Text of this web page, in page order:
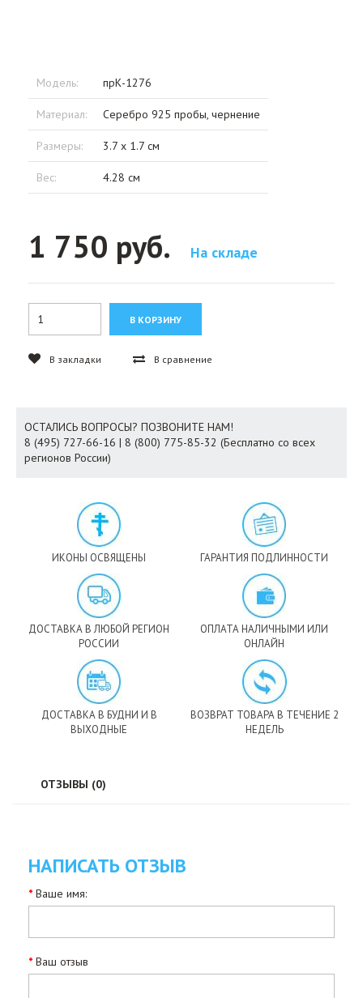
Модель: прК-1276
Материал: Серебро 925 пробы, чернение
Размеры: 3.7 x 1.7 см
Вес: 4.28 см
1 750 руб. На складе
В закладки В сравнение
ОСТАЛИСЬ ВОПРОСЫ? ПОЗВОНИТЕ НАМ!
8 (495) 727-66-16 | 8 (800) 775-85-32 (Бесплатно со всех
регионов России)
ИКОНЫ ОСВЯЩЕНЫ ГАРАНТИЯ ПОДЛИННОСТИ
ДОСТАВКА В ЛЮБОЙ РЕГИОН
РОССИИ
ОПЛАТА НАЛИЧНЫМИ ИЛИ
ОНЛАЙН
ДОСТАВКА В БУДНИ И В
ВЫХОДНЫЕ
ВОЗВРАТ ТОВАРА В ТЕЧЕНИЕ 2
НЕДЕЛЬ
ОТЗЫВЫ (0)
НАПИСАТЬ ОТЗЫВ
Ваше имя:
Ваш отзыв